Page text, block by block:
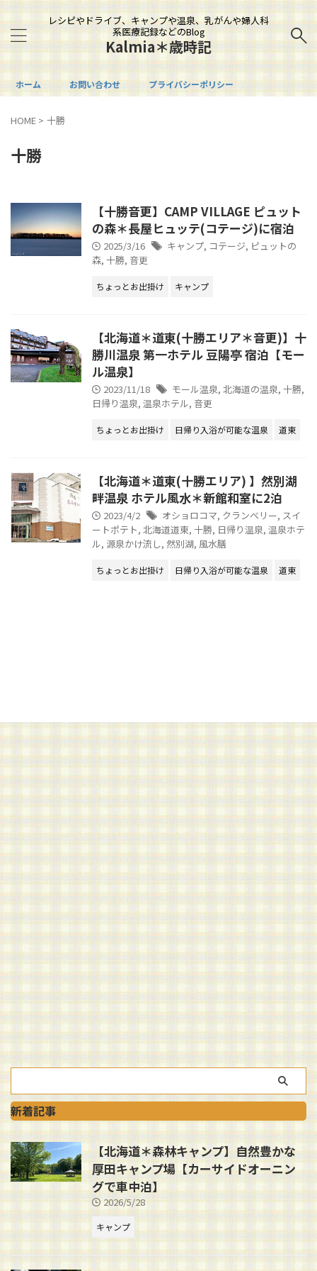
レシピやドライブ、キャンプや温泉、乳がんや婦人科
系医療記録などのBlog
Kalmia＊歳時記
ホーム お問い合わせ プライバシーポリシー
HOME > 十勝
十勝
【十勝音更】CAMP VILLAGE ピュット
の森＊長屋ヒュッテ(コテージ)に宿泊
2025/3/16 キャンプ, コテージ, ピュットの
森, 十勝, 音更
ちょっとお出掛け キャンプ
【北海道＊道東(十勝エリア＊音更)】十
勝川温泉 第一ホテル 豆陽亭 宿泊【モー
ル温泉】
2023/11/18 モール温泉, 北海道の温泉, 十勝,
日帰り温泉, 温泉ホテル, 音更
ちょっとお出掛け 日帰り入浴が可能な温泉 道東
【北海道＊道東(十勝エリア) 】然別湖
畔温泉 ホテル風水＊新館和室に2泊
2023/4/2 オショロコマ, クランベリー, スイ
ートポテト, 北海道道東, 十勝, 日帰り温泉, 温泉ホテ
ル, 源泉かけ流し, 然別湖, 風水膳
ちょっとお出掛け 日帰り入浴が可能な温泉 道東
新着記事
【北海道＊森林キャンプ】自然豊かな
厚田キャンプ場【カーサイドオーニン
グで車中泊】
2026/5/28
キャンプ